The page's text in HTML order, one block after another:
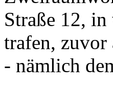
Straße 12,
trafen, zuvor
- nämlich